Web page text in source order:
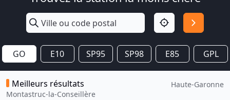
GO E10 SP95 SP98 E85 GPL
Meilleurs résultats
Montastruc-la-Conseillère
Haute-Garonne